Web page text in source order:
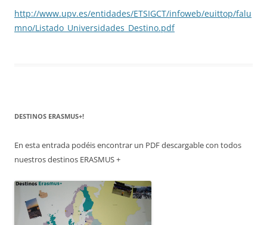
http://www.upv.es/entidades/ETSIGCT/infoweb/euittop/falu
mno/Listado_Universidades_Destino.pdf
DESTINOS ERASMUS+!
En esta entrada podéis encontrar un PDF descargable con todos
nuestros destinos ERASMUS +